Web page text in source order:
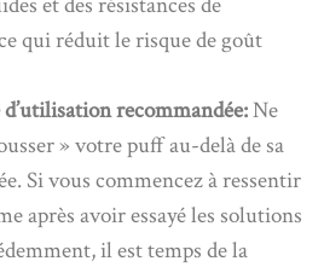
qui réduit le risque de goût
recommandée:Ne
» votre puff au-delà de sa
Si vous commencez à ressentir
après avoir essayé les solutions
il est temps de la